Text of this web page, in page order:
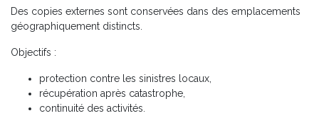
Des copies externes sont conservées dans des emplacements
géographiquement distincts.
Objectifs :
protection contre les sinistres locaux,
récupération après catastrophe,
continuité des activités.